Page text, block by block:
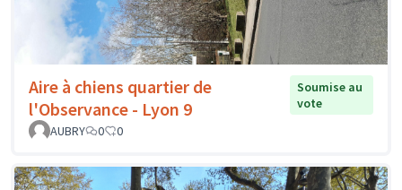
Aire à chiens quartier de
l'Observance - Lyon 9
Soumise au
vote
AUBRY
0 0